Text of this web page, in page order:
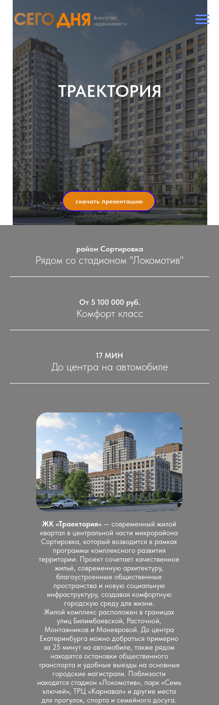
ТРАЕКТОРИЯ
скачать презентацию
район Сортировка
Рядом со стадионом "Локомотив"
От 5 100 000 руб.
Комфорт класс
17 МИН
До центра на автомобиле
ЖК «Траектория»— современный жилой
квартал в центральной части микрорайона
Сортировка, который возводится в рамках
программы комплексного развития
территории. Проект сочетает качественное
жильё, современную архитектуру,
благоустроенные общественные
пространства и новую социальную
инфраструктуру, создавая комфортную
городскую среду для жизни.
Жилой комплекс расположен в границах
улиц Билимбаевской, Расточной,
Монтажников и Маневровой. До центра
Екатеринбурга можно добраться примерно
за 25 минут на автомобиле, также рядом
находятся остановки общественного
транспорта и удобные выезды на основные
городские магистрали. Поблизости
находятся стадион «Локомотив», парк «Семь
ключей», ТРЦ «Карнавал» и другие места
для прогулок, спорта и семейного досуга.